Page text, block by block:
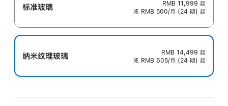
标准玻璃 RMB 11,999 起
或 RMB 500/月 (24 期) 起
纳米纹理玻璃 RMB 14,499 起
或 RMB 605/月 (24 期) 起